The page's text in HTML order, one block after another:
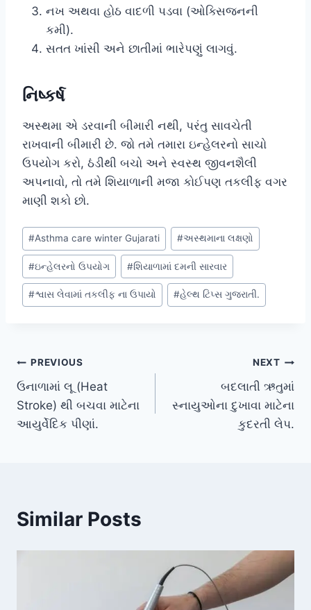
નખ અથવા હોઠ વાદળી પડવા (ઓક્સિજનની
કમી).
સતત ખાંસી અને છાતીમાં ભારેપણું લાગવું.
નિષ્કર્ષ
અસ્થમા એ ડરવાની બીમારી નથી, પરંતુ સાવચેતી
રાખવાની બીમારી છે. જો તમે તમારા ઇન્હેલરનો સાચો
ઉપયોગ કરો, ઠંડીથી બચો અને સ્વસ્થ જીવનશૈલી
અપનાવો, તો તમે શિયાળાની મજા કોઈપણ તકલીફ વગર
માણી શકો છો.
Post
Tags:
#Asthma care winter Gujarati #અસ્થમાના લક્ષણો
#ઇન્હેલરનો ઉપયોગ #શિયાળામાં દમની સારવાર
#શ્વાસ લેવામાં તકલીફ ના ઉપાયો #હેલ્થ ટિપ્સ ગુજરાતી.
Post
navigation
PREVIOUS
ઉનાળામાં લૂ (Heat
Stroke) થી બચવા માટેના
આયુર્વેદિક પીણાં.
NEXT
બદલાતી ઋતુમાં
સ્નાયુઓના દુખાવા માટેના
કુદરતી લેપ.
Similar Posts